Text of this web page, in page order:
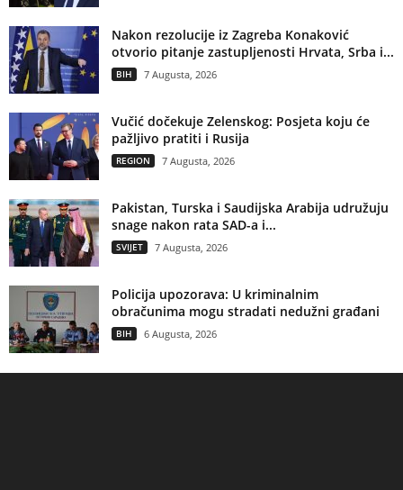
Nakon rezolucije iz Zagreba Konaković
otvorio pitanje zastupljenosti Hrvata, Srba i...
BIH 7 Augusta, 2026
Vučić dočekuje Zelenskog: Posjeta koju će
pažljivo pratiti i Rusija
REGION 7 Augusta, 2026
Pakistan, Turska i Saudijska Arabija udružuju
snage nakon rata SAD-a i...
SVIJET 7 Augusta, 2026
Policija upozorava: U kriminalnim
obračunima mogu stradati nedužni građani
BIH 6 Augusta, 2026